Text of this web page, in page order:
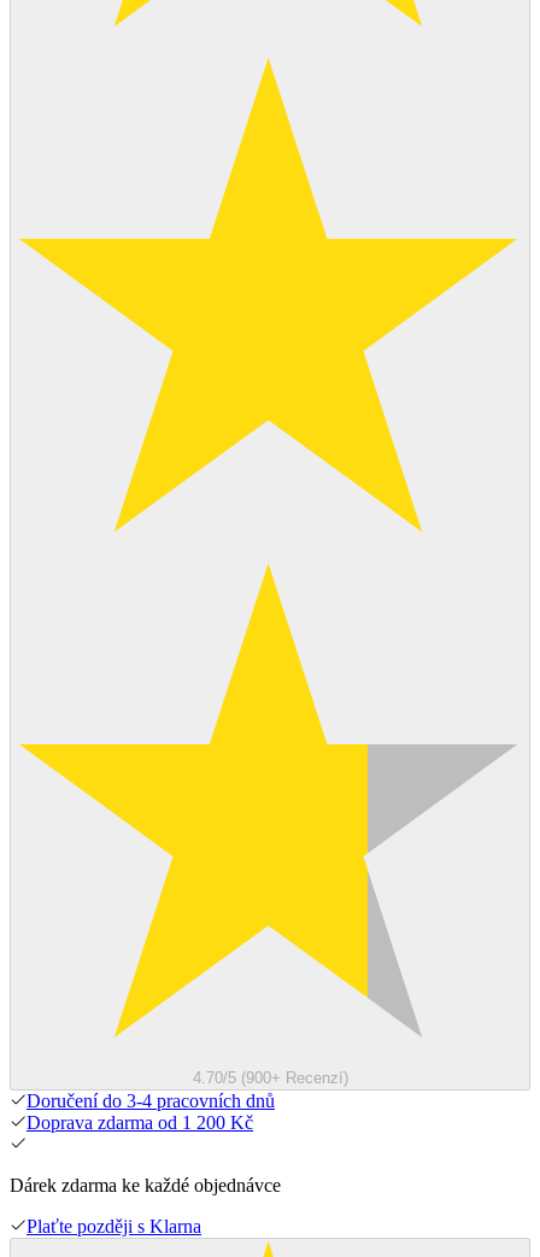
4.70/5 (900+ Recenzí)
Doručení do 3-4 pracovních dnů
Doprava zdarma od 1 200 Kč
Dárek zdarma ke každé objednávce
Plaťte později s Klarna